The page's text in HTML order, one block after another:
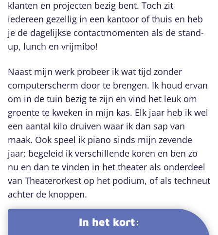
klanten en projecten bezig bent. Toch zit
iedereen gezellig in een kantoor of thuis en heb
je de dagelijkse contactmomenten als de stand-
up, lunch en vrijmibo!
Naast mijn werk probeer ik wat tijd zonder
computerscherm door te brengen. Ik houd ervan
om in de tuin bezig te zijn en vind het leuk om
groente te kweken in mijn kas. Elk jaar heb ik wel
een aantal kilo druiven waar ik dan sap van
maak. Ook speel ik piano sinds mijn zevende
jaar; begeleid ik verschillende koren en ben zo
nu en dan te vinden in het theater als onderdeel
van Theaterorkest op het podium, of als techneut
achter de knoppen.
In het kort: